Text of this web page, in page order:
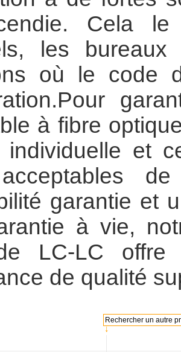
Cela
les
où le code
à fibre
individuelle et
garantie et
à vie,
LC-LC
de qualité
↓
Rechercher un autre